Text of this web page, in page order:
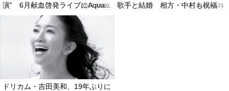
演” 6月献血啓発ライブにAqua...
2012.03.30
歌手と結婚 相方・中村も祝福
2012.03.21
ドリカム・吉田美和、19年ぶりに